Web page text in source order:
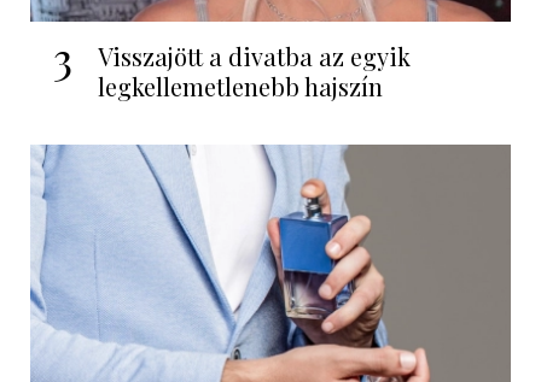
3
Visszajött a divatba az egyik
legkellemetlenebb hajszín